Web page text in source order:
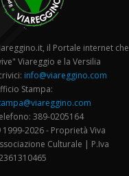
il Portale internet che
Viareggio e la Versilia
info@viareggino.com
Stampa:
389-0205164
2026 - Proprietà Viva
Culturale | P.Iva